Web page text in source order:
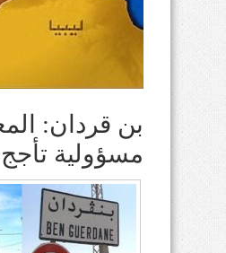
بن قردان:
مسؤولية